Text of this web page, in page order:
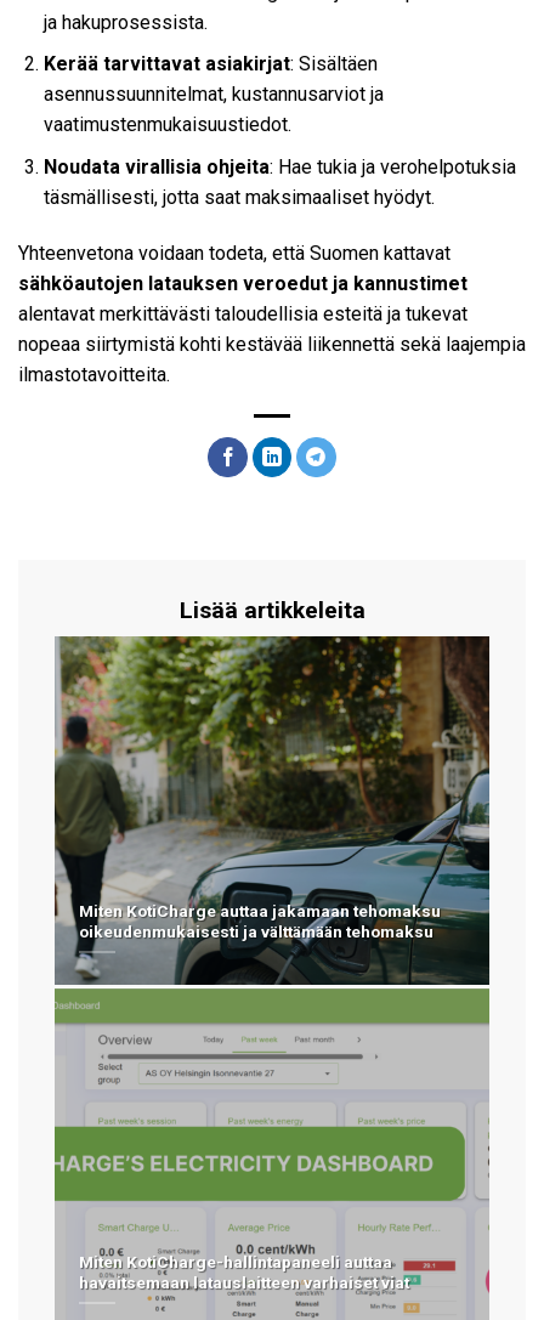
ja hakuprosessista.
Kerää tarvittavat asiakirjat: Sisältäen
asennussuunnitelmat, kustannusarviot ja
vaatimustenmukaisuustiedot.
Noudata virallisia ohjeita: Hae tukia ja verohelpotuksia
täsmällisesti, jotta saat maksimaaliset hyödyt.
Yhteenvetona voidaan todeta, että Suomen kattavat
sähköautojen latauksen veroedut ja kannustimet
alentavat merkittävästi taloudellisia esteitä ja tukevat
nopeaa siirtymistä kohti kestävää liikennettä sekä laajempia
ilmastotavoitteita.
Lisää artikkeleita
Miten KotiCharge auttaa jakamaan tehomaksu
oikeudenmukaisesti ja välttämään tehomaksu
Miten KotiCharge-hallintapaneeli auttaa
havaitsemaan latauslaitteen varhaiset viat